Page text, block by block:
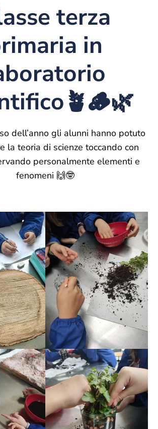
terza
in
dell’anno gli alunni hanno potuto
la teoria di scienze toccando con
personalmente elementi e
fenomeni 🙌🤓